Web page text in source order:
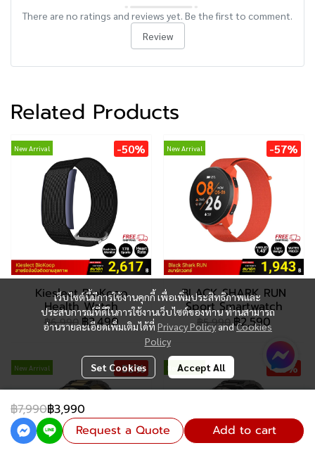
There are no ratings and reviews yet. Be the first to comment.
Review
Related Products
New Arrival -50%
Kieslect BioKoop
Health Watch
฿6,990 ฿3,490
New Arrival -57%
BLACK SHARK RUN
Sport Smartwatch
฿5,990 ฿2,590
New Arrival -55% New Arrival -56%
฿7,990฿3,990
Request a Quote
Add to cart
เว็บไซต์นี้มีการใช้งานคุกกี้ เพื่อเพิ่มประสิทธิภาพและ
ประสบการณ์ที่ดีในการใช้งานเว็บไซต์ของท่าน ท่านสามารถ
อ่านรายละเอียดเพิ่มเติมได้ที่ Privacy PolicyandCookies
Policy
Set Cookies Accept All